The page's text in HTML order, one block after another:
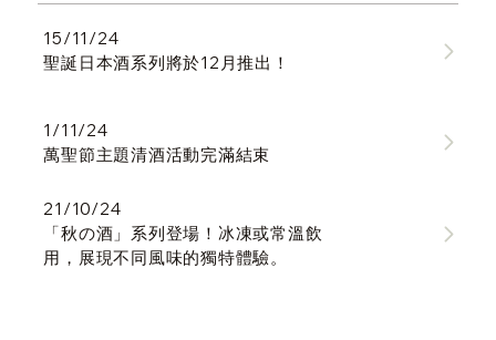
15/11/24
聖誕日本酒系列將於12月推出！
1/11/24
萬聖節主題清酒活動完滿結束
21/10/24
「秋の酒」系列登場！冰凍或常溫飲
用，展現不同風味的獨特體驗。